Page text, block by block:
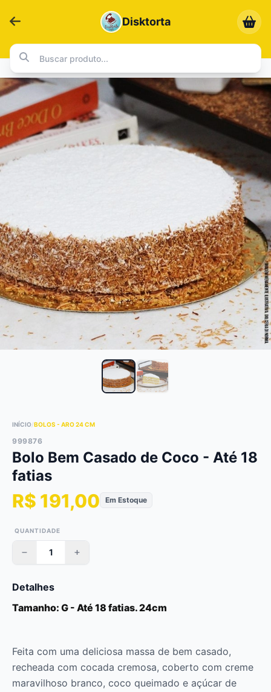
Disktorta
INÍCIO/BOLOS - ARO 24 CM
999876
Bolo Bem Casado de Coco - Até 18
fatias
R$ 191,00 Em Estoque
QUANTIDADE
Detalhes
Tamanho: G - Até 18 fatias. 24cm
Feita com uma deliciosa massa de bem casado,
recheada com cocada cremosa, coberto com creme
maravilhoso branco, coco queimado e açúcar de